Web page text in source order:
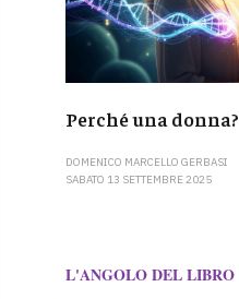
Perché una donna?
DOMENICO MARCELLO GERBASI
SABATO 13 SETTEMBRE 2025
L'ANGOLO DEL LIBRO